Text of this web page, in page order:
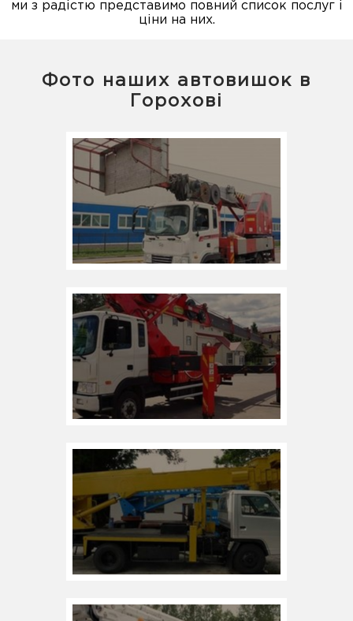
ми з радістю представимо повний список послуг і
ціни на них.
Фото наших автовишок в
Горохові